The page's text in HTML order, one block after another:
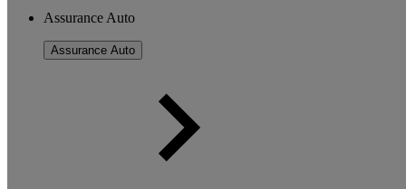
Assurance Auto
Assurance Auto